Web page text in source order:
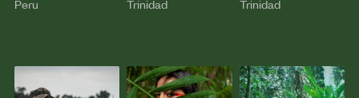
Peru
Trinidad
Trinidad